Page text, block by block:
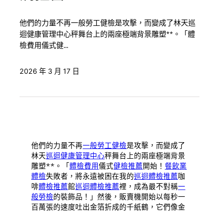
他們的力量不再一般勞工健檢是攻擊，而變成了林天巡
迴健康管理中心秤舞台上的兩座極端背景雕塑**。「體
檢費用儀式健…
2026 年 3 月 17 日
他們的力量不再一般勞工健檢是攻擊，而變成了
林天巡迴健康管理中心秤舞台上的兩座極端背景
雕塑**。「體檢費用儀式健檢推薦開始！餐飲業
體檢失敗者，將永遠被困在我的巡迴體檢推薦咖
啡體檢推薦館巡迴體檢推薦裡，成為最不對稱一
般勞檢的裝飾品！」然後，販賣機開始以每秒一
百萬張的速度吐出金箔折成的千紙鶴，它們像金